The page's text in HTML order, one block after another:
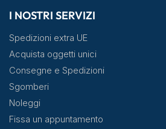
I NOSTRI SERVIZI
Spedizioni extra UE
Acquista oggetti unici
Consegne e Spedizioni
Sgomberi
Noleggi
Fissa un appuntamento